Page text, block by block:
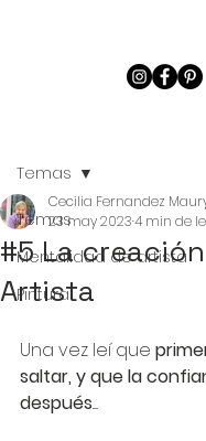
Temas
Mentalidad de artista
Pintura
Temas
#5 La
Artista
Cecilia Fernandez
23 may 20234 min de
Una vez leí que
saltar, y que la
después.....